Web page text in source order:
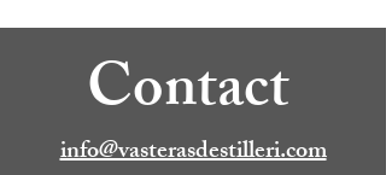
Contact
info@vasterasdestilleri.com